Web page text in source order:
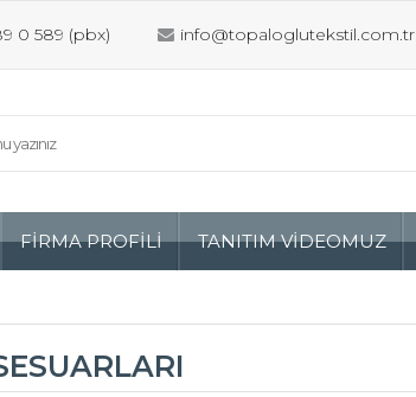
0 589 (pbx) info@topaloglutekstil.com.tr
FİRMA PROFİLİ TANITIM VİDEOMUZ